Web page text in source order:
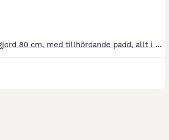
Stübben Equisoft sadelgjord 80 cm, med tillhördande padd, allt i svart läder. Tillverkarens info: Gjorden: https://www.stuebben.com/products/equi-soft-saddle-girth Padden: https://www.stuebben.com/pr